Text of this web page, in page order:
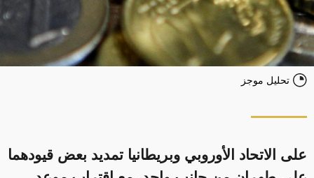
تحليل موجز
على الاتحاد الأوروبي وبريطانيا تمديد بعض قيودهما